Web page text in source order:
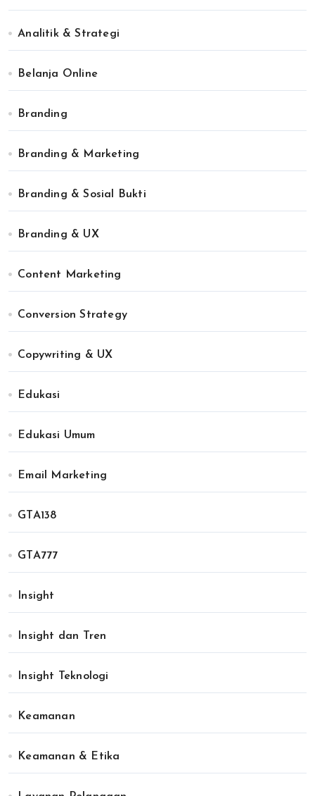
Analitik & Strategi
Belanja Online
Branding
Branding & Marketing
Branding & Sosial Bukti
Branding & UX
Content Marketing
Conversion Strategy
Copywriting & UX
Edukasi
Edukasi Umum
Email Marketing
GTA138
GTA777
Insight
Insight dan Tren
Insight Teknologi
Keamanan
Keamanan & Etika